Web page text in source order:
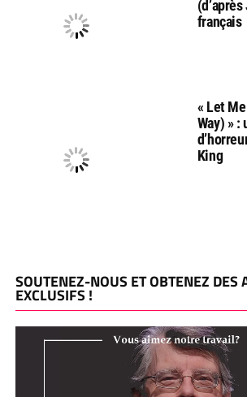
français
« Let
Way) » :
King
SOUTENEZ-NOUS ET OBTENEZ DES
EXCLUSIFS !